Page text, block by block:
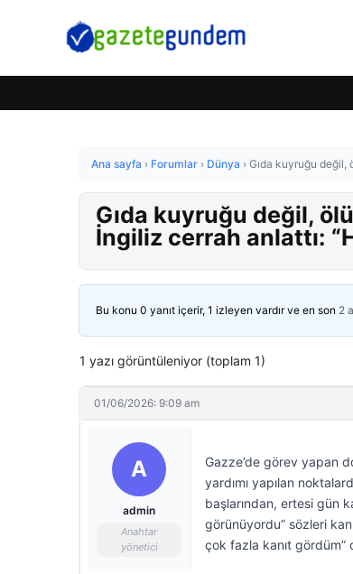
Ana sayfa › Forumlar › Dünya › Gıda kuyruğu değil,
Gıda kuyruğu değil,
İngiliz cerrah anlattı:
Bu konu 0 yanıt içerir, 1 izleyen vardır ve en son 2
1 yazı görüntüleniyor (toplam 1)
01/06/2026: 9:09 am
A
admin
Anahtar
yönetici
Gazze’de görev yapan
yardımı yapılan
başlarından, ertesi gün
görünüyordu” sözleri
çok fazla kanıt gördüm”